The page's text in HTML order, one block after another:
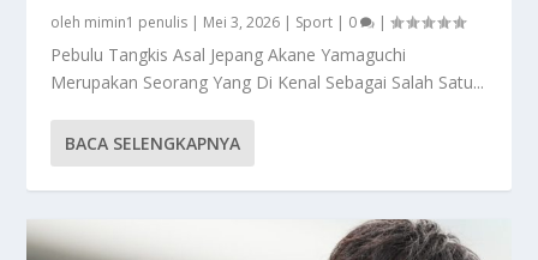
oleh mimin1 penulis | Mei 3, 2026 | Sport | 0 |
Pebulu Tangkis Asal Jepang Akane Yamaguchi
Merupakan Seorang Yang Di Kenal Sebagai Salah Satu...
BACA SELENGKAPNYA